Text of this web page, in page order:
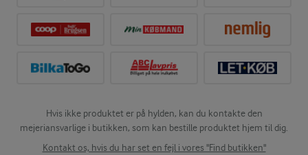
Hvis ikke produktet er på hylden, kan du kontakte den
mejeriansvarlige i butikken, som kan bestille produktet hjem til dig.
Kontakt os, hvis du har set en fejl i vores "Find butikken"